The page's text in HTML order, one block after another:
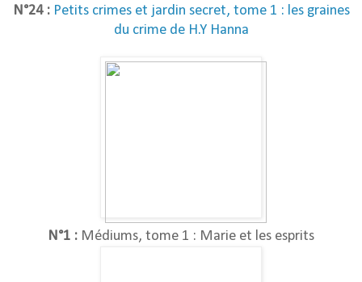
N°24 : Petits crimes et jardin secret, tome 1 : les graines
du crime de H.Y Hanna
N°1 : Médiums, tome 1 : Marie et les esprits